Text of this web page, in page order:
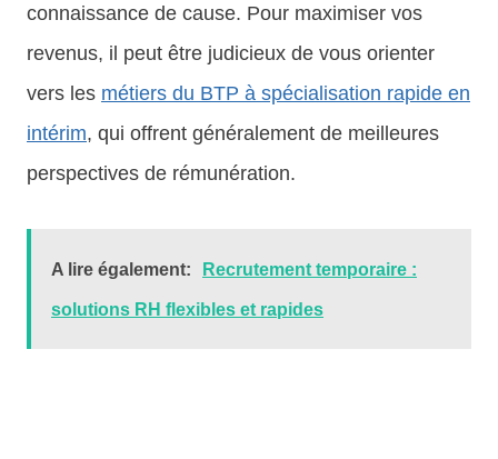
connaissance de cause. Pour maximiser vos
revenus, il peut être judicieux de vous orienter
vers les métiers du BTP à spécialisation rapide en
intérim, qui offrent généralement de meilleures
perspectives de rémunération.
A lire également: Recrutement temporaire :
solutions RH flexibles et rapides